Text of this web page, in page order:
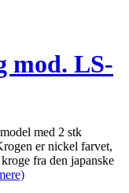
mod. LS-
med 2 stk
er nickel farvet,
fra den japanske